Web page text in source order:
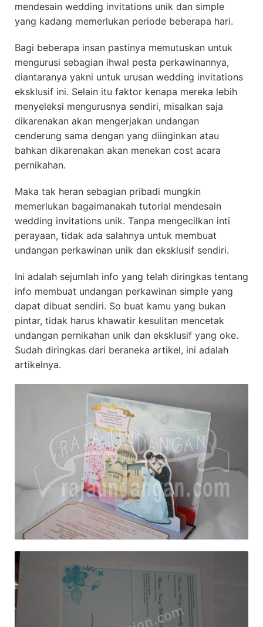
mendesain wedding invitations unik dan simple
yang kadang memerlukan periode beberapa hari.
Bagi beberapa insan pastinya memutuskan untuk
mengurusi sebagian ihwal pesta perkawinannya,
diantaranya yakni untuk urusan wedding invitations
eksklusif ini. Selain itu faktor kenapa mereka lebih
menyeleksi mengurusnya sendiri, misalkan saja
dikarenakan akan mengerjakan undangan
cenderung sama dengan yang diinginkan atau
bahkan dikarenakan akan menekan cost acara
pernikahan.
Maka tak heran sebagian pribadi mungkin
memerlukan bagaimanakah tutorial mendesain
wedding invitations unik. Tanpa mengecilkan inti
perayaan, tidak ada salahnya untuk membuat
undangan perkawinan unik dan eksklusif sendiri.
Ini adalah sejumlah info yang telah diringkas tentang
info membuat undangan perkawinan simple yang
dapat dibuat sendiri. So buat kamu yang bukan
pintar, tidak harus khawatir kesulitan mencetak
undangan pernikahan unik dan eksklusif yang oke.
Sudah diringkas dari beraneka artikel, ini adalah
artikelnya.